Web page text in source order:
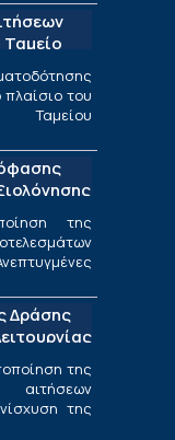
του
Δράσης
της
Δράσης
της
της